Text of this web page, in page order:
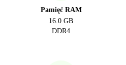
Pamięć RAM
16.0 GB
DDR4